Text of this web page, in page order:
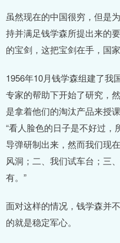
虽然现在的中国很穷，但是
持并满足钱学森所提出来的
的宝剑，这把宝剑在手，国
1956年10月钱学森组建了我
专家的帮助下开始了研究，
是拿着他们的淘汰产品来授课
“看人脸色的日子是不好过
导弹研制出来，然而我们现
风洞；二、我们试车台；三
有。”
面对这样的情况，钱学森并
的就是稳定军心。